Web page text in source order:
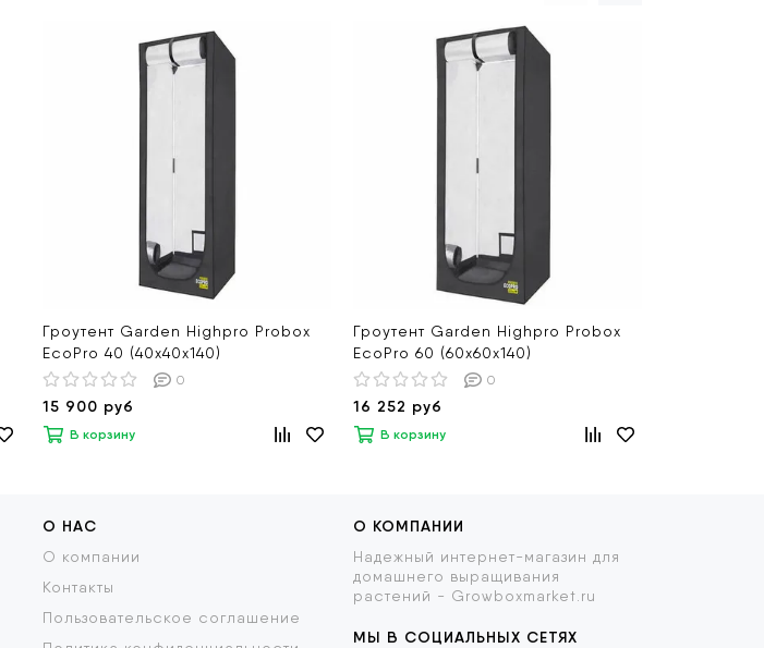
Гроутент Garden Highpro Probox
EcoPro 40 (40х40х140)
0
15 900 руб
В корзину
Гроутент Garden Highpro Probox
EcoPro 60 (60х60х140)
0
16 252 руб
В корзину
О НАС
О компании
Контакты
Пользовательское соглашение
О КОМПАНИИ
Надежный интернет-магазин для
домашнего выращивания
растений - Growboxmarket.ru
МЫ В СОЦИАЛЬНЫХ СЕТЯХ